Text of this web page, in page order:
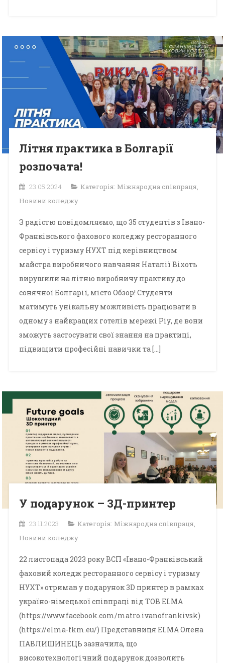
Літня практика в Болгарії
розпочата!
23.05.2024 Категорія: Міжнародна співпраця
Новини коледжу
З радістю повідомляємо, що 35 студентів з Івано-
Франківського фахового коледжу ресторанного
сервісу і туризму НУХТ під керівництвом
майстра виробничого навчання Наталії Віхоть
вирушили на літню виробничу практику до
сонячної Болгарії, місто Обзор! Студенти
матимуть унікальну можливість працювати в
одному з найкращих готелів мережі Ріу, де вони
зможуть застосувати свої знання на практиці,
підвищити професійні навички та […]
У подарунок – 3Д-принтер
23.11.2023 Категорія: Міжнародна співпраця
Новини коледжу
22 листопада 2023 року ВСП «Івано-Франківський
фаховий коледж ресторанного сервісу і туризму
НУХТ» отримав у подарунок 3D принтер в рамках
україно-німецької співпраці від ТОВ ELMA
(https://www.facebook.com/matro.ivanofrankivsk)
(https://elma-fkm.eu/) Представниця ELMA Олена
ПАВЛИШИНЕЦЬ зазначила, що
високотехнологічний подарунок дозволить